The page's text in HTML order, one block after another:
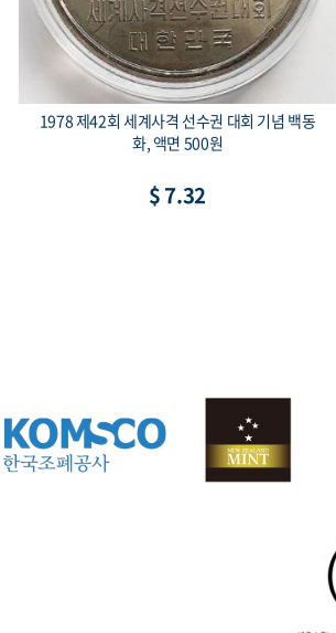
1978 제42회 세계사격 선수권 대회 기념 백동
화, 액면 500원
$ 7.32